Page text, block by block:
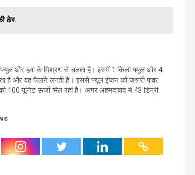
ढेर
फ्यूल और हवा के मिश्रण से चलता है। इसमें 1 किलो फ्यूल और 4
जाता है और वह फैलने लगती है। इससे फ्यूल इंजन को जरूरी पावर
100 यूनिट ऊर्जा मिल रही है। अगर अहमदाबाद में 43 डिग्री